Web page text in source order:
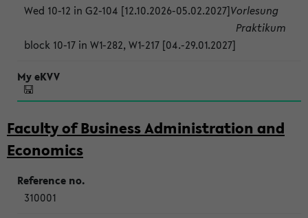
Wed 10-12 in G2-104 [12.10.2026-05.02.2027]Vorlesung
block 10-17 in W1-282, W1-217 [04.-29.01.2027]
Praktikum
Faculty of Business Administration and
Economics
310001